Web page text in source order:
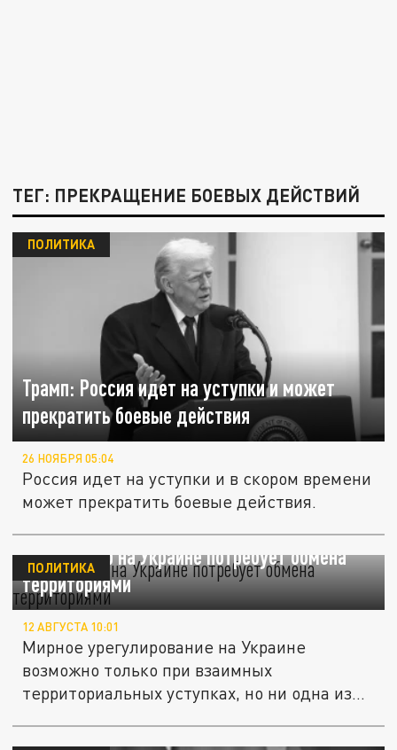
ТЕГ: ПРЕКРАЩЕНИЕ БОЕВЫХ ДЕЙСТВИЙ
Трамп: Россия идет на уступки и может
прекратить боевые действия
ПОЛИТИКА
26 НОЯБРЯ 05:04
Россия идет на уступки и в скором времени
может прекратить боевые действия.
Хегсет: мир на Украине потребует обмена
территориями
ПОЛИТИКА
12 АВГУСТА 10:01
Мирное урегулирование на Украине
возможно только при взаимных
территориальных уступках, но ни одна из